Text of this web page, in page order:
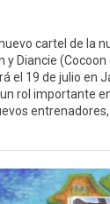
cartel de la
y Diancie
el 19 de julio en
rol importante